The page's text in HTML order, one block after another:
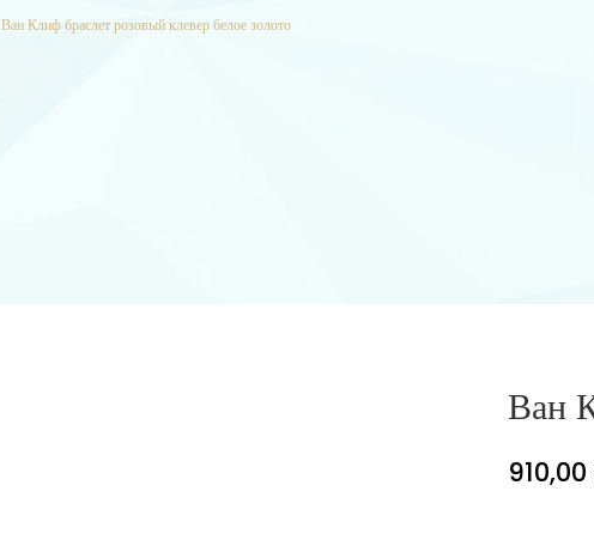
Ван Клиф браслет розовый клевер белое золото
Ван
910,00